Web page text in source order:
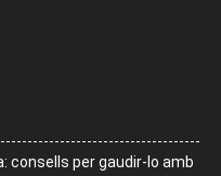
consells per gaudir-lo amb